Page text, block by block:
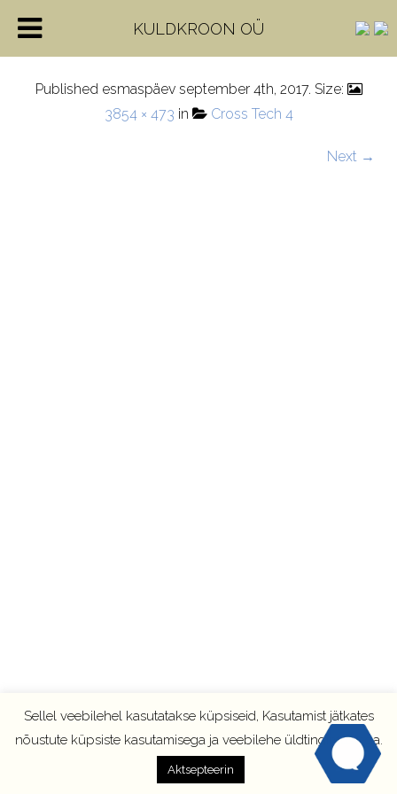
AT0610-2-1
Published esmaspäev september 4th, 2017. Size:
3854 × 473 in Cross Tech 4
Next →
Sellel veebilehel kasutatakse küpsiseid, Kasutamist jätkates
nõustute küpsiste kasutamisega ja veebilehe üldtingimustega.
Aktsepteerin
KULDKROON OÜ